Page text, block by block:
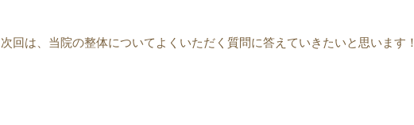
次回は、当院の整体についてよくいただく質問に答えていきたいと思います！